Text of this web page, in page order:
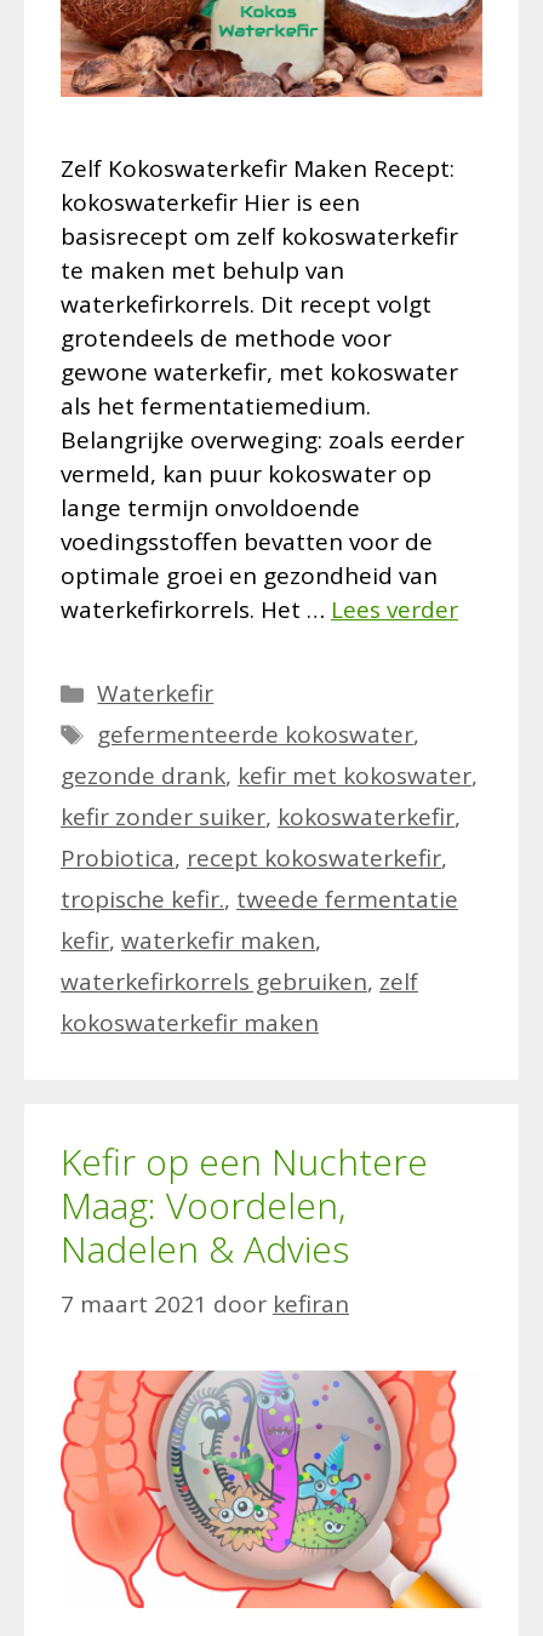
Zelf Kokoswaterkefir Maken Recept:
kokoswaterkefir Hier is een
basisrecept om zelf kokoswaterkefir
te maken met behulp van
waterkefirkorrels. Dit recept volgt
grotendeels de methode voor
gewone waterkefir, met kokoswater
als het fermentatiemedium.
Belangrijke overweging: zoals eerder
vermeld, kan puur kokoswater op
lange termijn onvoldoende
voedingsstoffen bevatten voor de
optimale groei en gezondheid van
waterkefirkorrels. Het … Lees verder
Categorieën
Waterkefir
Tags
gefermenteerde kokoswater,
gezonde drank, kefir met kokoswater,
kefir zonder suiker, kokoswaterkefir,
Probiotica, recept kokoswaterkefir,
tropische kefir., tweede fermentatie
kefir, waterkefir maken,
waterkefirkorrels gebruiken, zelf
kokoswaterkefir maken
Kefir op een Nuchtere
Maag: Voordelen,
Nadelen & Advies
7 maart 2021 door kefiran